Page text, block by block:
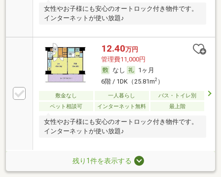
女性やお子様にも安心のオートロック付き物件です。
インターネットが使い放題♪
12.40万円
管理費11,000円
なし
1ヶ月
6階 / 1DK（25.81m2）
敷金なし 一人暮らし
バス・トイレ別
ペット相談可
インターネット無料 最上階
女性やお子様にも安心のオートロック付き物件です。
インターネットが使い放題♪
残り1件を表示する